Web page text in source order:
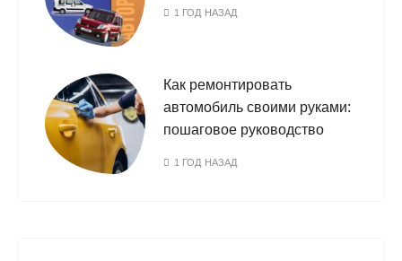
1 ГОД НАЗАД
Как ремонтировать
автомобиль своими руками:
пошаговое руководство
1 ГОД НАЗАД